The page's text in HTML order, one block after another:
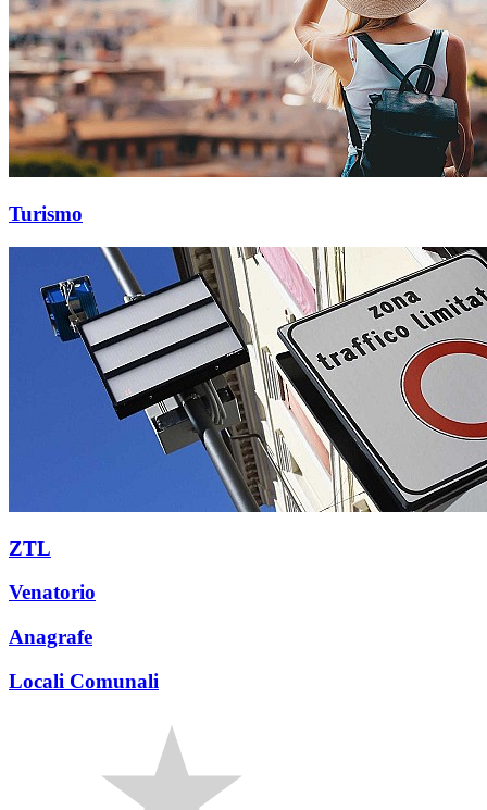
Turismo
ZTL
Venatorio
Anagrafe
Locali Comunali